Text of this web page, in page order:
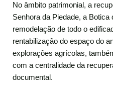
No âmbito patrimonial, a
Senhora da Piedade, a
remodelação de todo o
rentabilização do espaço do
explorações agrícolas,
com a centralidade da
documental.